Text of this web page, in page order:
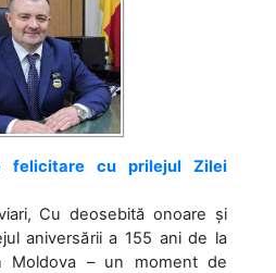
felicitare cu prilejul Zilei
Cu deosebită onoare și
aniversării a 155 ani de la
Moldova – un moment de